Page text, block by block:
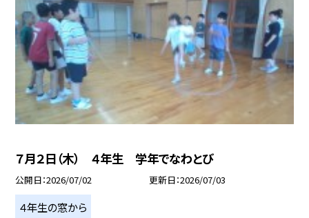
７月２日（木） ４年生 学年でなわとび
公開日 2026/07/02 更新日 2026/07/03
４年生の窓から